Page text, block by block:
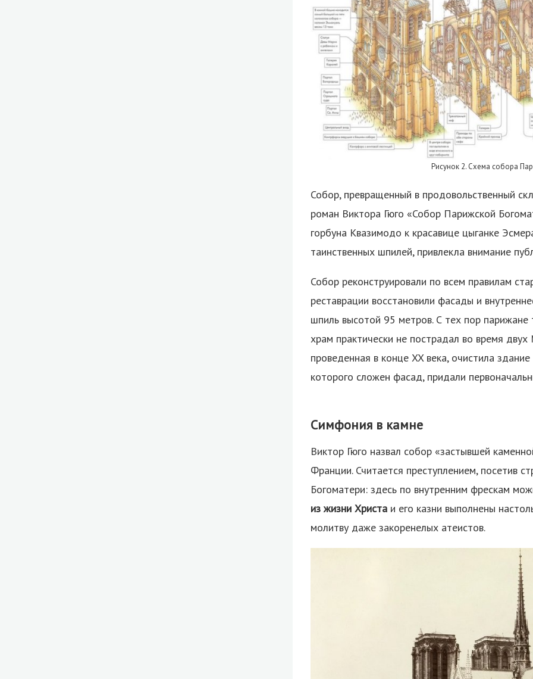
Рисунок 2. Схема собора
Собор, превращенный в продовольственный
роман Виктора Гюго «Собор Парижской
горбуна Квазимодо к красавице цыганке
таинственных шпилей, привлекла внимание
Собор реконструировали по всем правилам
реставрации восстановили фасады и
шпиль высотой 95 метров. С тех пор парижане
храм практически не пострадал во время
проведенная в конце XX века, очистила
которого сложен фасад, придали
Симфония в камне
Виктор Гюго назвал собор «застывшей
Франции. Считается преступлением, посетив
Богоматери: здесь по внутренним фрескам
из жизни Христа и его казни выполнены
молитву даже закоренелых атеистов.